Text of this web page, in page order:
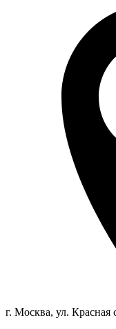
г. Москва, ул. Красная